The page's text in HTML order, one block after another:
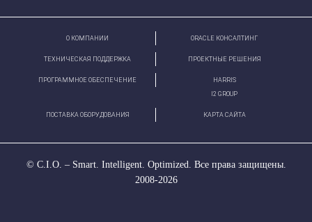
О КОМПАНИИ ORACLE КОНСАЛТИНГ
ТЕХНИЧЕСКАЯ ПОДДЕРЖКА ПРОЕКТНЫЕ РЕШЕНИЯ
ПРОГРАММНОЕ ОБЕСПЕЧЕНИЕ
HARRIS
І2 GROUP
ПОСТАВКА ОБОРУДОВАНИЯ КАРТА САЙТА
© С.І.О. – Smart. Intelligent. Optimized. Все права защищены.
2008-2026